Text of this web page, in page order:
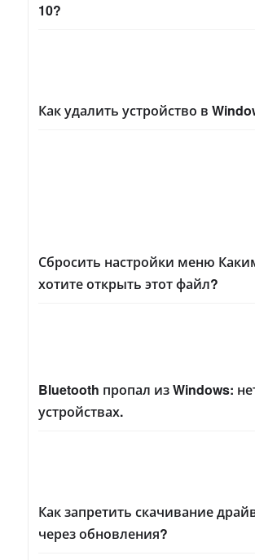
10?
Как удалить устройство в
Сбросить настройки меню
хотите открыть этот файл?
Bluetooth пропал из Windows:
устройствах.
Как запретить скачивание
через обновления?